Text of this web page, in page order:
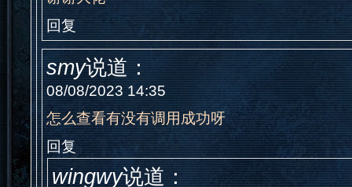
回复
smy说道：
08/08/2023 14:35
怎么查看有没有调用成功呀
回复
wingwy说道：